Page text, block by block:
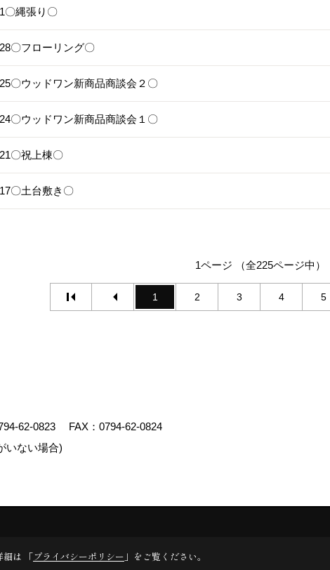
〇縄張り〇
〇フローリング〇
〇ウッドワン新商品商談会２〇
〇ウッドワン新商品商談会１〇
〇祝上棟〇
〇土台敷き〇
1ページ （全225ページ中）
1 2 3 4 5
62-0823
FAX：0794-62-0824
いない場合)
細は 「プライバシーポリシー 」をご覧ください。